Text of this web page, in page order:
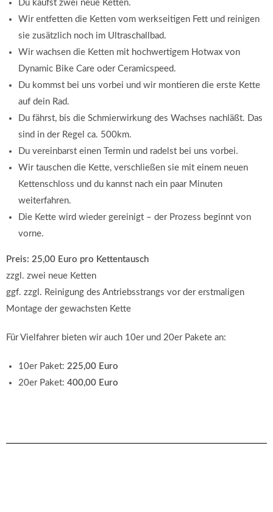
Du kaufst zwei neue Ketten.
Wir entfetten die Ketten vom werkseitigen Fett und reinigen
sie zusätzlich noch im Ultraschallbad.
Wir wachsen die Ketten mit hochwertigem Hotwax von
Dynamic Bike Care oder Ceramicspeed.
Du kommst bei uns vorbei und wir montieren die erste Kette
auf dein Rad.
Du fährst, bis die Schmierwirkung des Wachses nachläßt. Das
sind in der Regel ca. 500km.
Du vereinbarst einen Termin und radelst bei uns vorbei.
Wir tauschen die Kette, verschließen sie mit einem neuen
Kettenschloss und du kannst nach ein paar Minuten
weiterfahren.
Die Kette wird wieder gereinigt – der Prozess beginnt von
vorne.
Preis: 25,00 Euro pro Kettentausch
zzgl. zwei neue Ketten
ggf. zzgl. Reinigung des Antriebsstrangs vor der erstmaligen
Montage der gewachsten Kette
Für Vielfahrer bieten wir auch 10er und 20er Pakete an:
10er Paket: 225,00 Euro
20er Paket: 400,00 Euro